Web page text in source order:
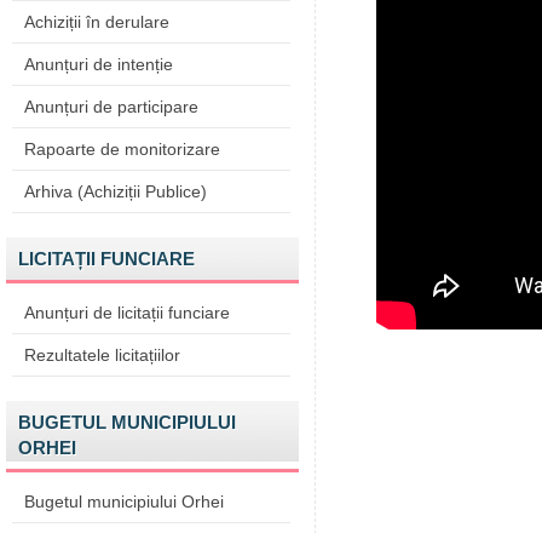
Achiziții în derulare
Anunțuri de intenție
Anunțuri de participare
Rapoarte de monitorizare
Arhiva (Achiziții Publice)
LICITAȚII FUNCIARE
Anunțuri de licitații funciare
Rezultatele licitațiilor
BUGETUL MUNICIPIULUI
ORHEI
Bugetul municipiului Orhei